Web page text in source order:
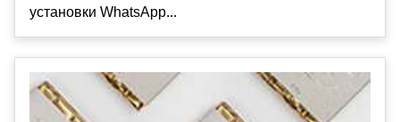
установки WhatsApp...